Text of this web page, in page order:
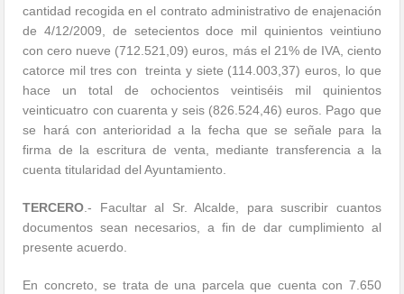
cantidad recogida en el contrato administrativo de enajenación
de 4/12/2009, de setecientos doce mil quinientos veintiuno
con cero nueve (712.521,09) euros, más el 21% de IVA, ciento
catorce mil tres con treinta y siete (114.003,37) euros, lo que
hace un total de ochocientos veintiséis mil quinientos
veinticuatro con cuarenta y seis (826.524,46) euros. Pago que
se hará con anterioridad a la fecha que se señale para la
firma de la escritura de venta, mediante transferencia a la
cuenta titularidad del Ayuntamiento.
TERCERO .- Facultar al Sr. Alcalde, para suscribir cuantos
documentos sean necesarios, a fin de dar cumplimiento al
presente acuerdo.
En concreto, se trata de una parcela que cuenta con 7.650